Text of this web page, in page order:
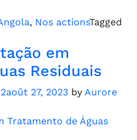
, Nos actionsTagged
em
Residuais
août 27, 2023 by Aurore